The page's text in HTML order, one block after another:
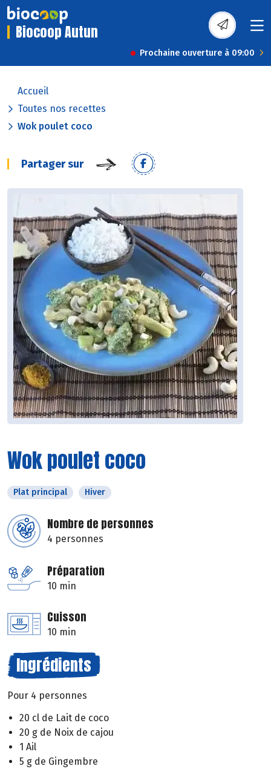
Biocoop Autun
Prochaine ouverture à 09:00
Accueil
Toutes nos recettes
Wok poulet coco
Partager sur
Wok poulet coco
Plat principal Hiver
Nombre de personnes
4 personnes
Préparation
10 min
Cuisson
10 min
Ingrédients
Pour 4 personnes
20 cl de Lait de coco
20 g de Noix de cajou
1 Ail
5 g de Gingembre